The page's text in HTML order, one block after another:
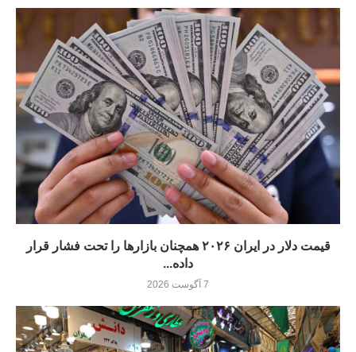
قیمت دلار در ایران ۲۰۲۶ همچنان بازارها را تحت فشار قرار
داده...
7 آگوست 2026